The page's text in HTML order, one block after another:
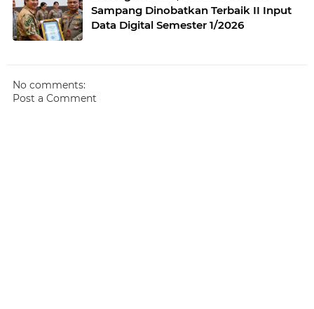
Sampang Dinobatkan Terbaik II Input
Data Digital Semester 1/2026
No comments:
Post a Comment